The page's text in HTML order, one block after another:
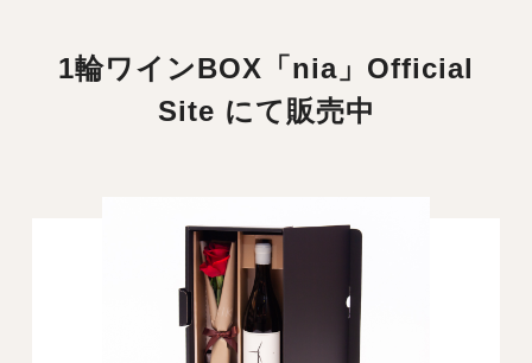
1輪ワインBOX「nia」Official
Site にて販売中